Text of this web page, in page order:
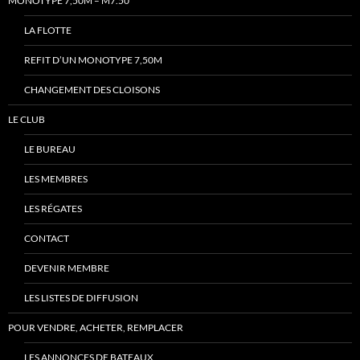
LA FLOTTE
REFIT D’UN MONOTYPE 7,50M
CHANGEMENT DES CLOISONS
LE CLUB
LE BUREAU
LES MEMBRES
LES RÉGATES
CONTACT
DEVENIR MEMBRE
LES LISTES DE DIFFUSION
POUR VENDRE, ACHETER, REMPLACER
LES ANNONCES DE BATEAUX